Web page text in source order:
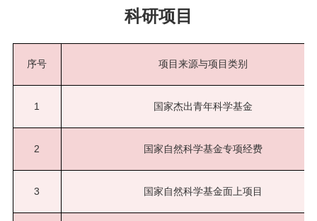
科研项目
序号 项目来源与项目类别
1 国家杰出青年科学基金
2 国家自然科学基金专项经费
3 国家自然科学基金面上项目